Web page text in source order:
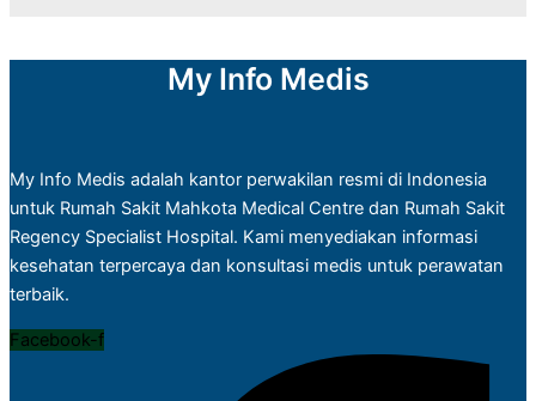
My Info Medis
My Info Medis adalah kantor perwakilan resmi di Indonesia
untuk Rumah Sakit Mahkota Medical Centre dan Rumah Sakit
Regency Specialist Hospital. Kami menyediakan informasi
kesehatan terpercaya dan konsultasi medis untuk perawatan
terbaik.
Facebook-f